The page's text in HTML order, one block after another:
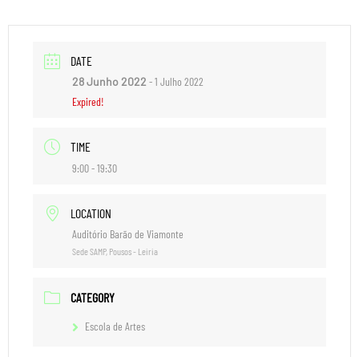
DATE
28 Junho 2022 - 1 Julho 2022
Expired!
TIME
9:00 - 19:30
LOCATION
Auditório Barão de Viamonte
Sede SAMP, Pousos - Leiria
CATEGORY
Escola de Artes